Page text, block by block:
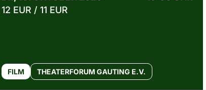
12 EUR / 11 EUR
FILM THEATERFORUM GAUTING E.V.